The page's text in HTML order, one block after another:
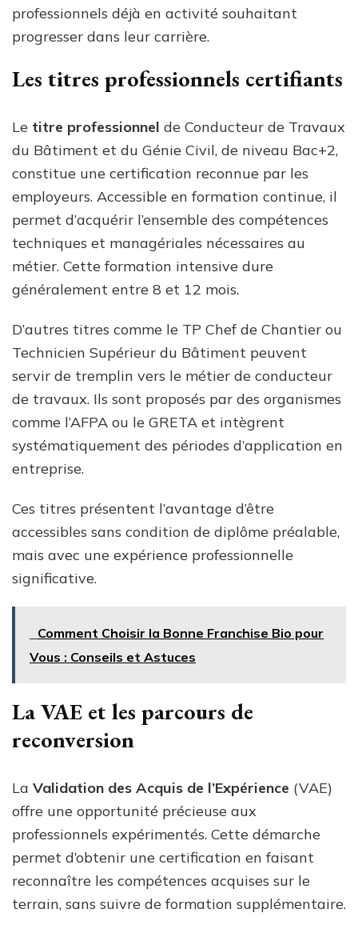
professionnels déjà en activité souhaitant
progresser dans leur carrière.
Les titres professionnels certifiants
Le titre professionnel de Conducteur de Travaux
du Bâtiment et du Génie Civil, de niveau Bac+2,
constitue une certification reconnue par les
employeurs. Accessible en formation continue, il
permet d’acquérir l’ensemble des compétences
techniques et managériales nécessaires au
métier. Cette formation intensive dure
généralement entre 8 et 12 mois.
D’autres titres comme le TP Chef de Chantier ou
Technicien Supérieur du Bâtiment peuvent
servir de tremplin vers le métier de conducteur
de travaux. Ils sont proposés par des organismes
comme l’AFPA ou le GRETA et intègrent
systématiquement des périodes d’application en
entreprise.
Ces titres présentent l’avantage d’être
accessibles sans condition de diplôme préalable,
mais avec une expérience professionnelle
significative.
Comment Choisir la Bonne Franchise Bio pour
Vous : Conseils et Astuces
La VAE et les parcours de
reconversion
La Validation des Acquis de l’Expérience (VAE)
offre une opportunité précieuse aux
professionnels expérimentés. Cette démarche
permet d’obtenir une certification en faisant
reconnaître les compétences acquises sur le
terrain, sans suivre de formation supplémentaire.